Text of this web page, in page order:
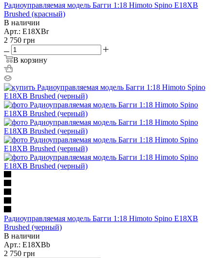
Радиоуправляемая модель Багги 1:18 Himoto Spino E18XB
Brushed (красный)
В наличии
Арт.: E18XBr
2 750 грн
В корзину
Радиоуправляемая модель Багги 1:18 Himoto Spino E18XB
Brushed (черный)
В наличии
Арт.: E18XBb
2 750 грн